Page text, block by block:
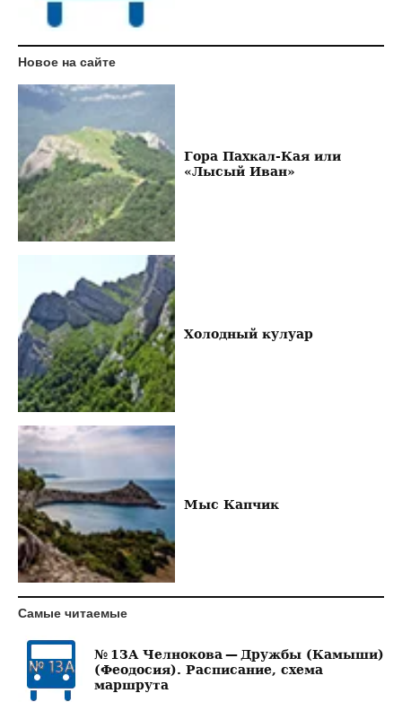
Новое на сайте
Гора Пахкал-Кая или
«Лысый Иван»
Холодный кулуар
Мыс Капчик
Самые читаемые
№ 13А Челнокова — Дружбы (Камыши)
(Феодосия). Расписание, схема
маршрута